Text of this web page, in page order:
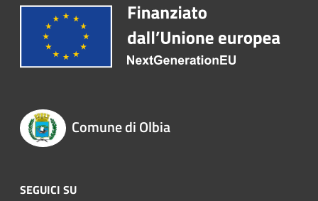
Comune di Olbia
SEGUICI SU